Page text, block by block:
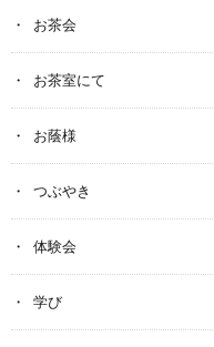
お茶会
お茶室にて
お蔭様
つぶやき
体験会
学び